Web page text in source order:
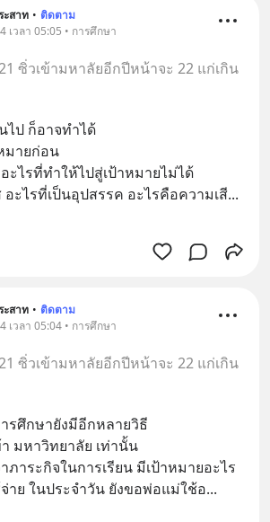
สาท • ติดตาม
เวลา 05:05 • การศึกษา
ซิ่วเข้ามหาลัยอีกปีหน้าจะ 22 แก่เกิน
ไป ก็อาจทำได้
มายก่อน
ะไรที่ทำให้ไปสู่เป้าหมายไม่ได้
อะไรที่เป็นอุปสรรค อะไรคือความเสี...
สาท • ติดตาม
เวลา 05:04 • การศึกษา
ซิ่วเข้ามหาลัยอีกปีหน้าจะ 22 แก่เกิน
รศึกษายังมีอีกหลายวิธี
มหาวิทยาลัย เท่านั้น
ภาระกิจในการเรียน มีเป้าหมายอะไร
าย ในประจำวัน ยังขอพ่อแม่ใช้อ...